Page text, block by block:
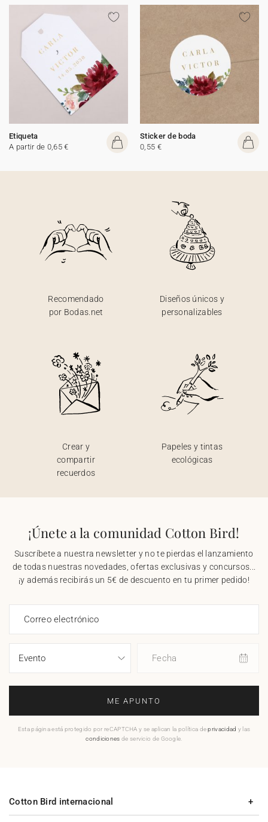
Etiqueta
A partir de 0,65 €
Sticker de boda
0,55 €
Recomendado
por Bodas.net
Diseños únicos y
personalizables
Crear y
compartir
recuerdos
Papeles y tintas
ecológicas
¡Únete a la comunidad Cotton Bird!
Suscríbete a nuestra newsletter y no te pierdas el lanzamiento
de todas nuestras novedades, ofertas exclusivas y concursos...
¡y además recibirás un 5€ de descuento en tu primer pedido!
Correo electrónico
Fecha
ME APUNTO
Esta página está protegido por reCAPTCHA y se aplican la política deprivacidad y las
condiciones de servicio de Google.
Cotton Bird internacional